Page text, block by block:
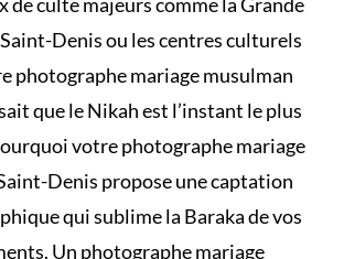
Denis ou les centres culturels
photographe mariage musulman
que le Nikah est l’instant le plus
votre photographe mariage
Denis propose une captation
qui sublime la Baraka de vos
Un photographe mariage